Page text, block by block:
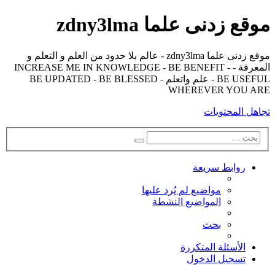
موقع زدنى علما zdny3lma
موقع زدنى علما zdny3lma - عالم بلا حدود من العلم و التعلم و
المعرفة - INCREASE ME IN KNOWLEDGE - BE BENEFIT -
BE USEFUL - علم واتعلم - BE UPDATED - BE BLESSED
WHEREVER YOU ARE
تجاهل المحتويات
بحث
بحث
متقدم
روابط سريعة
مواضيع لم يُرد عليها
المواضيع النشطة
بحث
الأسئلة المتكررة
تسجيل الدخول